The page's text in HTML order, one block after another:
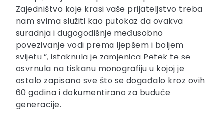
Zajedništvo koje krasi vaše prijateljstvo treba
nam svima služiti kao putokaz da ovakva
suradnja i dugogodišnje međusobno
povezivanje vodi prema ljepšem i boljem
svijetu.”, istaknula je zamjenica Petek te se
osvrnula na tiskanu monografiju u kojoj je
ostalo zapisano sve što se događalo kroz ovih
60 godina i dokumentirano za buduće
generacije.